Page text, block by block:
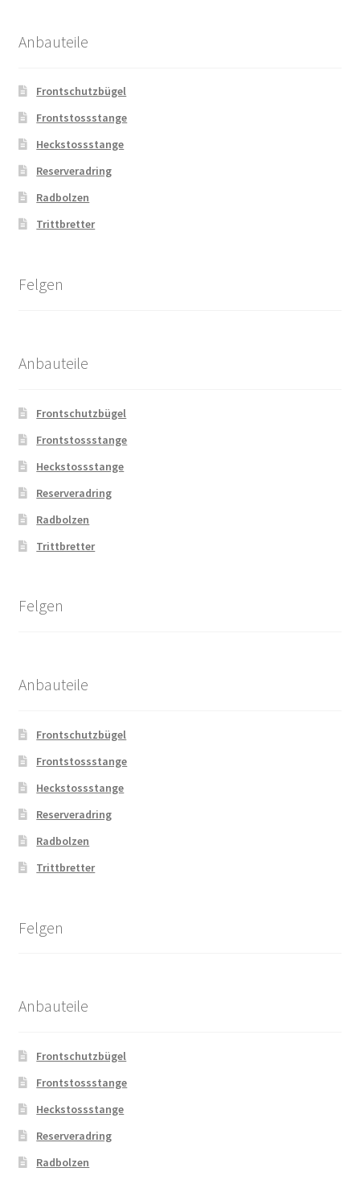
Anbauteile
Frontschutzbügel
Frontstossstange
Heckstossstange
Reserveradring
Radbolzen
Trittbretter
Felgen
Anbauteile
Frontschutzbügel
Frontstossstange
Heckstossstange
Reserveradring
Radbolzen
Trittbretter
Felgen
Anbauteile
Frontschutzbügel
Frontstossstange
Heckstossstange
Reserveradring
Radbolzen
Trittbretter
Felgen
Anbauteile
Frontschutzbügel
Frontstossstange
Heckstossstange
Reserveradring
Radbolzen